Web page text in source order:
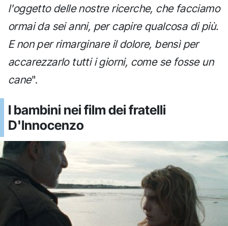
l'oggetto delle nostre ricerche, che facciamo
ormai da sei anni, per capire qualcosa di più.
E non per rimarginare il dolore, bensì per
accarezzarlo tutti i giorni, come se fosse un
cane".
I bambini nei film dei fratelli
D'Innocenzo